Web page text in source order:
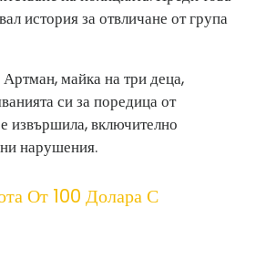
история за отвличане от група
Артман, майка на три деца,
си за поредица от
извършила, включително
нарушения.
От 100 Долара С